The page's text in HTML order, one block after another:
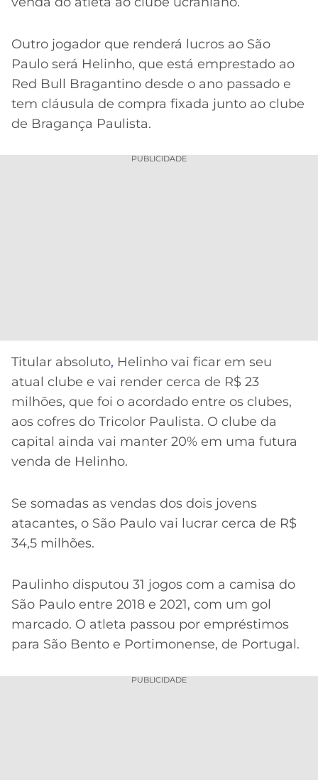
CRUZEIRO
Outro jogador que renderá lucros ao São
Paulo será Helinho, que está emprestado ao
Red Bull Bragantino desde o ano passado e
tem cláusula de compra fixada junto ao clube
de Bragança Paulista.
PUBLICIDADE
Titular absoluto, Helinho vai ficar em seu
atual clube e vai render cerca de R$ 23
milhões, que foi o acordado entre os clubes,
aos cofres do Tricolor Paulista. O clube da
capital ainda vai manter 20% em uma futura
venda de Helinho.
Se somadas as vendas dos dois jovens
atacantes, o São Paulo vai lucrar cerca de R$
34,5 milhões.
Paulinho disputou 31 jogos com a camisa do
São Paulo entre 2018 e 2021, com um gol
marcado. O atleta passou por empréstimos
para São Bento e Portimonense, de Portugal.
PUBLICIDADE